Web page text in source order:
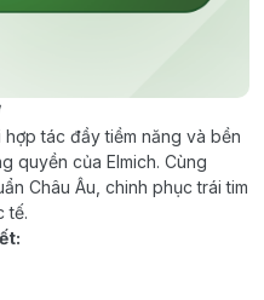
tác đầy tiềm năng và bền
quyền của Elmich. Cùng
Châu Âu, chinh phục trái tim
tế.